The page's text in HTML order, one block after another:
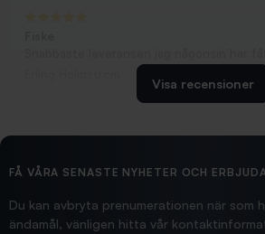
Hittade exakt vad jag behövde. Snabb
Visa recensioner
FÅ VÅRA SENASTE NYHETER OCH
Du kan avbryta prenumerationen när som
ändamål, vänligen hitta vår